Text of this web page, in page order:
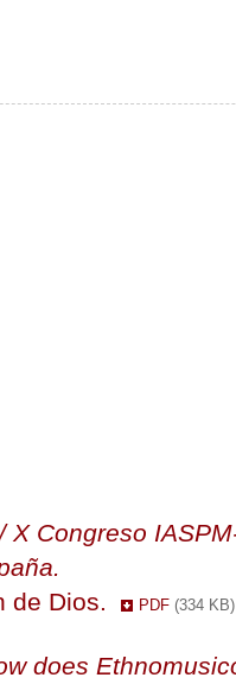
X Congreso
de Dios.
PDF(334 KB)
does